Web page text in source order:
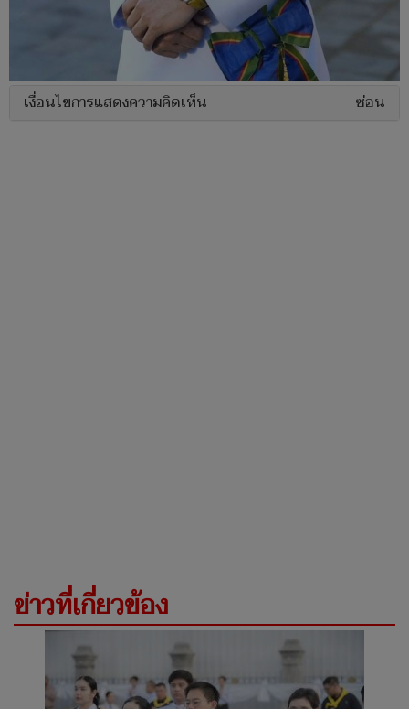
เงื่อนไขการแสดงความคิดเห็น ซ่อน
ข่าวที่เกี่ยวข้อง